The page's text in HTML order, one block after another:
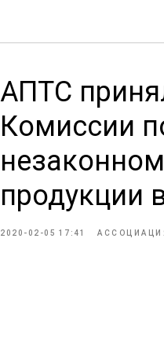
АПТС
Комиссии
продукции
2020-02-05 17:41